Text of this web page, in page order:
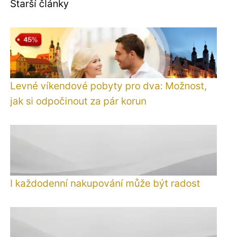
Starší články
Levné víkendové pobyty pro dva: Možnost,
jak si odpočinout za pár korun
I každodenní nakupování může být radost